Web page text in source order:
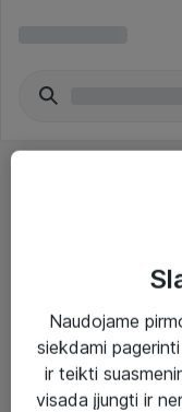
Paslaugos
Sprendimai
Naudojame
siekdami
ir teikti
visada įjungti ir